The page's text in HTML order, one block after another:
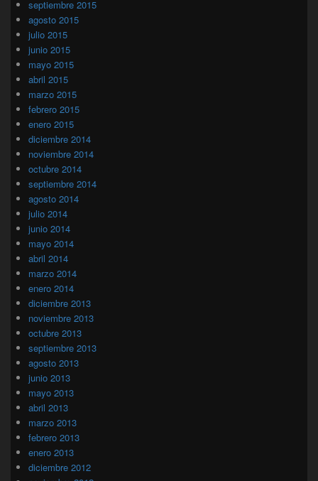
septiembre 2015
agosto 2015
julio 2015
junio 2015
mayo 2015
abril 2015
marzo 2015
febrero 2015
enero 2015
diciembre 2014
noviembre 2014
octubre 2014
septiembre 2014
agosto 2014
julio 2014
junio 2014
mayo 2014
abril 2014
marzo 2014
enero 2014
diciembre 2013
noviembre 2013
octubre 2013
septiembre 2013
agosto 2013
junio 2013
mayo 2013
abril 2013
marzo 2013
febrero 2013
enero 2013
diciembre 2012